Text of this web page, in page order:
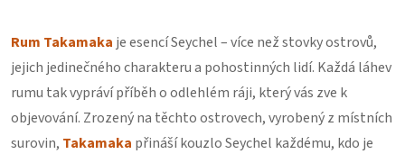
Rum Takamaka je esencí Seychel – více než stovky ostrovů,
jejich jedinečného charakteru a pohostinných lidí. Každá láhev
rumu tak vypráví příběh o odlehlém ráji, který vás zve k
objevování. Zrozený na těchto ostrovech, vyrobený z místních
surovin, Takamaka přináší kouzlo Seychel každému, kdo je